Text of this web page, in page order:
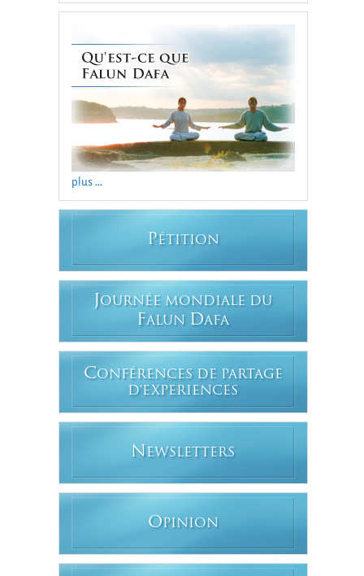
plus ...
PÉTITION
JOURNÉE MONDIALE DU
FALUN DAFA
CONFÉRENCES DE PARTAGE
D'EXPERIENCES
N EWSLETTERS
OPINION